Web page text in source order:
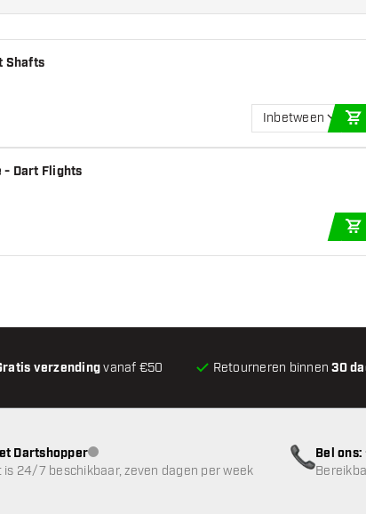
Shafts
Inbetween
- Dart Flights
verzendingvanaf €50 Retourneren binnen30
Dartshopperklantenservice niet beschikbaar
is 24/7 beschikbaar, zeven dagen per week
Bel